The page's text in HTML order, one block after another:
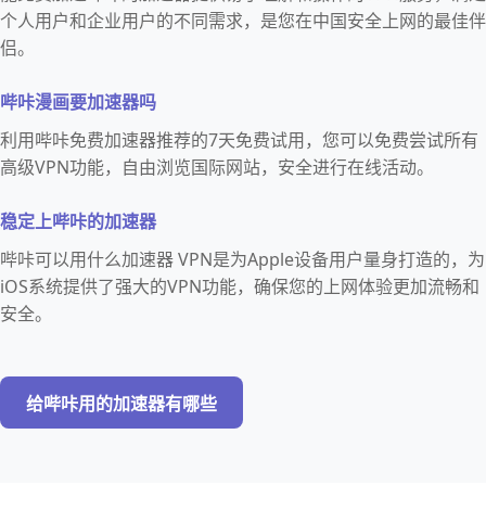
个人用户和企业用户的不同需求，是您在中国安全上网的最佳伴
侣。
哔咔漫画要加速器吗
利用哔咔免费加速器推荐的7天免费试用，您可以免费尝试所有
高级VPN功能，自由浏览国际网站，安全进行在线活动。
稳定上哔咔的加速器
哔咔可以用什么加速器 VPN是为Apple设备用户量身打造的，为
iOS系统提供了强大的VPN功能，确保您的上网体验更加流畅和
安全。
给哔咔用的加速器有哪些